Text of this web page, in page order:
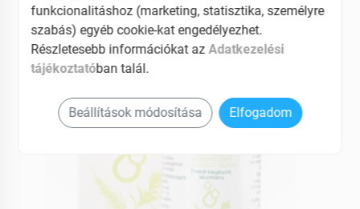
funkcionalitáshoz (marketing, statisztika, személyre
szabás) egyéb cookie-kat engedélyezhet.
Részletesebb információkat az Adatkezelési
tájékoztatóban talál.
Beállítások módosítása Elfogadom